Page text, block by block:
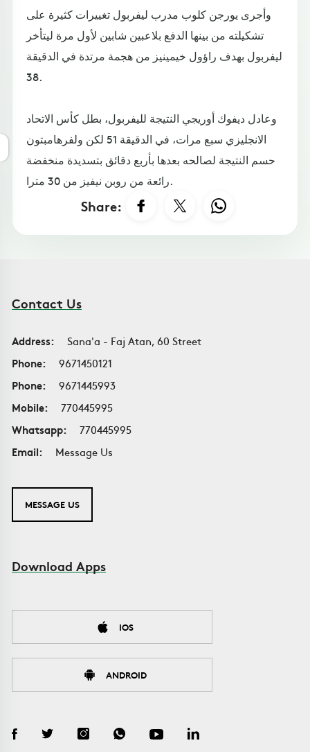
وأجرى يورجن كلوب مدرب ليفربول تغييرات كثيرة على
تشكيلته من بينها الدفع بلاعبين شابين لأول مرة ليتأخر
ليفربول بهدف راؤول خيمينيز من هجمة مرتدة في الدقيقة
38.
وعادل ديفوك أوريجي النتيجة لليفربول، بطل كأس الاتحاد
الانجليزي سبع مرات، في الدقيقة 51 لكن ولفرهامبتون
حسم النتيجة لصالحه بعدها بأربع دقائق بتسديدة منخفضة
رائعة من روبن نيفيز من 30 مترا.
Share:
Contact Us
Address:
Sana'a - Faj Atan, 60 Street
Phone:
9671450121
Phone:
9671445993
Mobile:
770445995
Whatsapp:
770445995
Email:
Message Us
MESSAGE US
Download Apps
IOS
ANDROID